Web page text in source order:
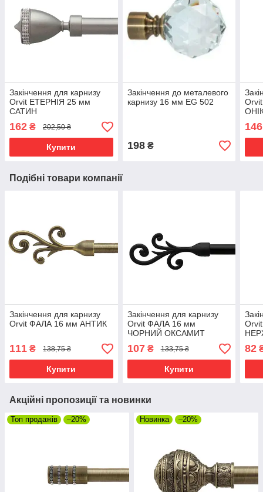
Закінчення для карнизу
Orvit ЕТЕРНІЯ 25 мм
САТИН
162 ₴ 202,50 ₴
Купити
Закінчення до металевого
карнизу 16 мм EG 502
198₴
146
Подібні товари компанії
Закінчення для карнизу
Orvit ФАЛА 16 мм АНТИК
111 ₴ 138,75 ₴
Купити
Закінчення для карнизу
Orvit ФАЛА 16 мм
ЧОРНИЙ ОКСАМИТ
107₴ 133,75 ₴
Купити
82
Акційні пропозиції та новинки
Топ продажів –20% Новинка –20%